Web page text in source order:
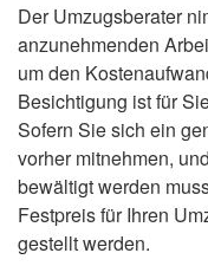
Der Umzugsberater
anzunehmenden
um den
Besichtigung ist für
Sofern Sie sich ein
vorher mitnehmen,
bewältigt werden
Festpreis für Ihren
gestellt werden.